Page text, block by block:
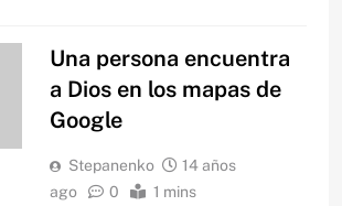
Una persona encuentra
a Dios en los mapas de
Google
Stepanenko
14 años
ago
0 1 mins